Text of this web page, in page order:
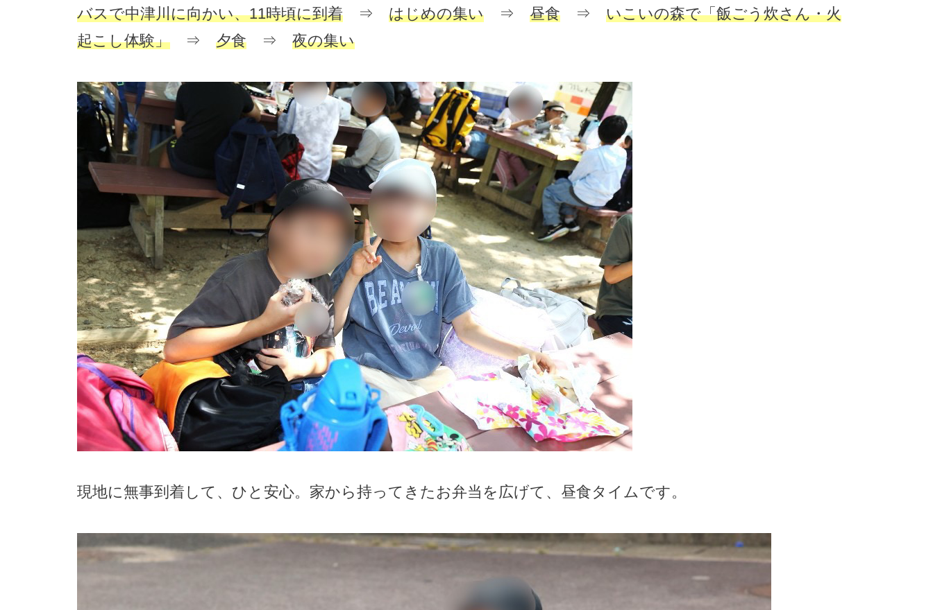
バスで中津川に向かい、11時頃に到着 ⇒ はじめの集い ⇒ 昼食 ⇒ いこいの森で「飯ごう炊さん・火
起こし体験」 ⇒ 夕食 ⇒ 夜の集い
現地に無事到着して、ひと安心。家から持ってきたお弁当を広げて、昼食タイムです。